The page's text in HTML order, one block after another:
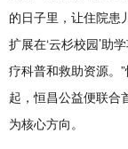
的日子里，让住院患
扩展在‘云杉校园’助
疗科普和救助资源。
起，恒昌公益便联合
为核心方向。